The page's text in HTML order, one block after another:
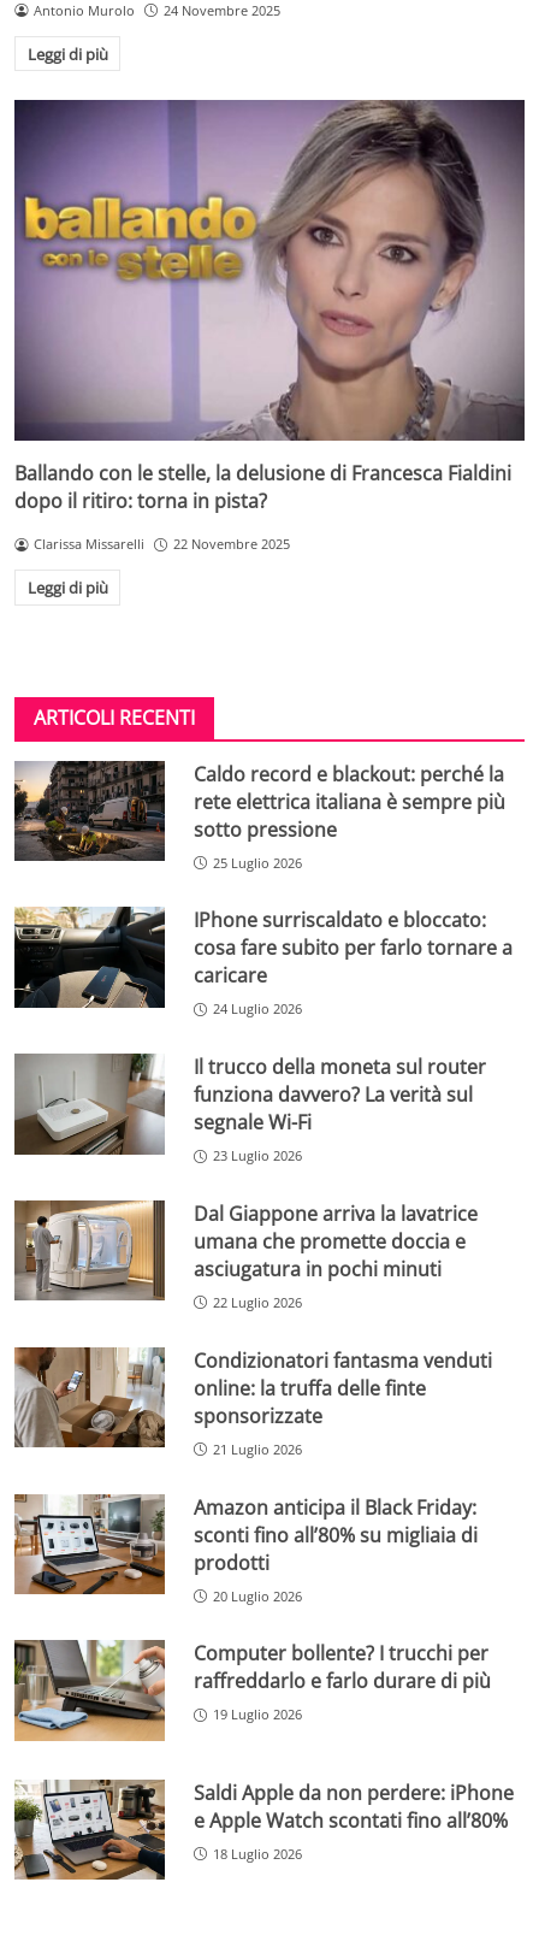
Antonio Murolo 24 Novembre 2025
Leggi di più
Ballando con le stelle, la delusione di Francesca Fialdini
dopo il ritiro: torna in pista?
Clarissa Missarelli 22 Novembre 2025
Leggi di più
ARTICOLI RECENTI
Caldo record e blackout: perché la
rete elettrica italiana è sempre più
sotto pressione
25 Luglio 2026
IPhone surriscaldato e bloccato:
cosa fare subito per farlo tornare a
caricare
24 Luglio 2026
Il trucco della moneta sul router
funziona davvero? La verità sul
segnale Wi-Fi
23 Luglio 2026
Dal Giappone arriva la lavatrice
umana che promette doccia e
asciugatura in pochi minuti
22 Luglio 2026
Condizionatori fantasma venduti
online: la truffa delle finte
sponsorizzate
21 Luglio 2026
Amazon anticipa il Black Friday:
sconti fino all’80% su migliaia di
prodotti
20 Luglio 2026
Computer bollente? I trucchi per
raffreddarlo e farlo durare di più
19 Luglio 2026
Saldi Apple da non perdere: iPhone
e Apple Watch scontati fino all’80%
18 Luglio 2026